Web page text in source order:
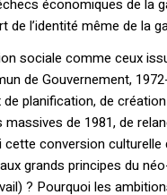
économiques de la
l’identité même de la
sociale comme ceux
de Gouvernement,
planification, de
de 1981, de
conversion culturelle
grands principes du
? Pourquoi les